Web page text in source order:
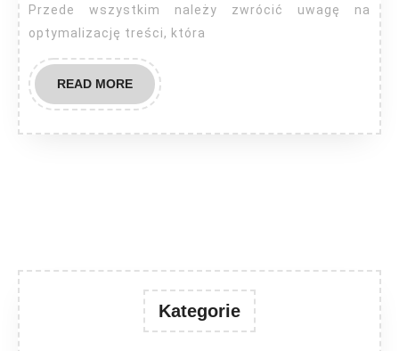
Przede wszystkim należy zwrócić uwagę na
optymalizację treści, która
READ MOREREAD
MORE
Kategorie